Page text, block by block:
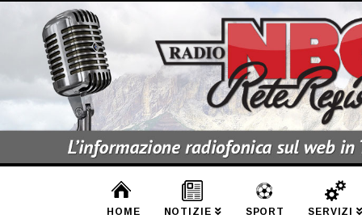
HOME NOTIZIE SPORT SERVIZI